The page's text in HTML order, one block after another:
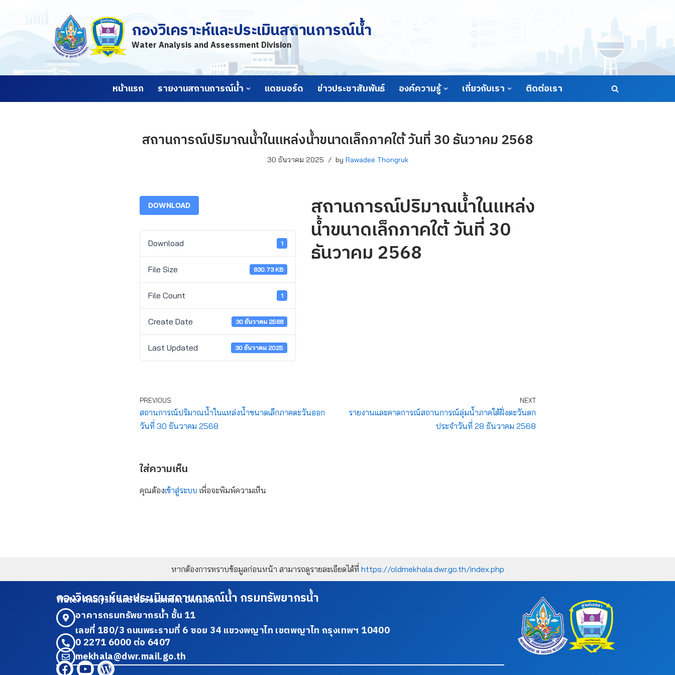
กองวิเคราะห์และประเมินสถานการณ์น้ำ
Water Analysis and Assessment Division
หน้าแรก รายงานสถานการณ์น้ำ แดชบอร์ด ข่าวประชาสัมพันธ์ องค์ความรู้ เกี่ยวกับเรา ติดต่อเรา
สถานการณ์ปริมาณน้ำในแหล่งน้ำขนาดเล็กภาคใต้ วันที่ 30 ธันวาคม 2568
30 ธันวาคม 2025 by Rawadee Thongruk
DOWNLOAD
Download 1
File Size 830.73 KB
File Count 1
Create Date 30 ธันวาคม 2568
Last Updated 30 ธันวาคม 2025
สถานการณ์ปริมาณน้ำในแหล่ง
น้ำขนาดเล็กภาคใต้ วันที่ 30
ธันวาคม 2568
PREVIOUS
สถานการณ์ปริมาณน้ำในแหล่งน้ำขนาดเล็กภาคตะวันออก
วันที่ 30 ธันวาคม 2568
NEXT
รายงานและคาดการณ์สถานการณ์ลุ่มน้ำภาคใต้ฝั่งตะวันตก
ประจำวันที่ 28 ธันวาคม 2568
ใส่ความเห็น
คุณต้องเข้าสู่ระบบ เพื่อจะพิมพ์ความเห็น
หากต้องการทราบข้อมูลก่อนหน้า สามารถดูรายละเอียดได้ที่ https://oldmekhala.dwr.go.th/index.php
กองวิเคราะห์และประเมินสถานการณ์น้ำ กรมทรัพยากรน้ำ
Water Analysis and Assessment Division
อาคารกรมทรัพยากรน้ำ ชั้น 11
เลขที่ 180/3 ถนนพระรามที่ 6 ซอย 34 แขวงพญาไท เขตพญาไท กรุงเทพฯ 10400
0 2271 6000 ต่อ 6407
mekhala@dwr.mail.go.th